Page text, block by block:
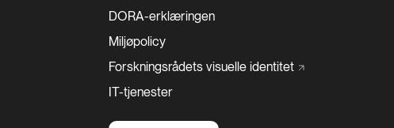
DORA-erklæringen
Miljøpolicy
Forskningsrådets visuelle identitet
IT-tjenester